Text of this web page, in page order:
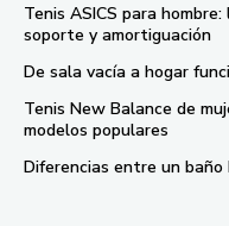
Tenis ASICS para
soporte y amortiguación
De sala vacía a hogar
Tenis New Balance de
modelos populares
Diferencias entre un